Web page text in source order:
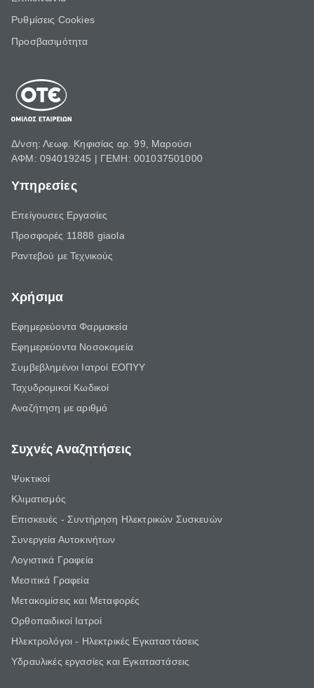
Ρυθμίσεις Cookies
Προσβασιμότητα
Δ/νση: Λεωφ. Κηφισίας αρ. 99, Μαρούσι
ΑΦΜ: 094019245 | ΓΕΜΗ: 001037501000
Υπηρεσίες
Επείγουσες Εργασίες
Προσφορές 11888 giaola
Ραντεβού με Τεχνικούς
Χρήσιμα
Εφημερεύοντα Φαρμακεία
Εφημερεύοντα Νοσοκομεία
Συμβεβλημένοι Ιατροί ΕΟΠΥΥ
Ταχυδρομικοί Κωδικοί
Αναζήτηση με αριθμό
Συχνές Αναζητήσεις
Ψυκτικοί
Κλιματισμός
Επισκευές - Συντήρηση Ηλεκτρικών Συσκευών
Συνεργεία Αυτοκινήτων
Λογιστικά Γραφεία
Μεσιτικά Γραφεία
Μετακομίσεις και Μεταφορές
Ορθοπαιδικοί Ιατροί
Ηλεκτρολόγοι - Ηλεκτρικές Εγκαταστάσεις
Υδραυλικές εργασίες και Εγκαταστάσεις